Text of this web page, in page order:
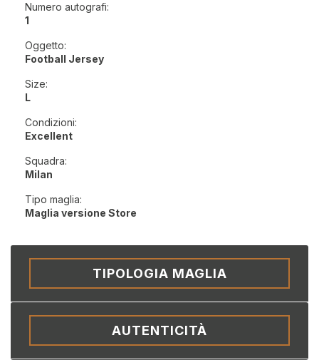
Numero autografi:
1
Oggetto:
Football Jersey
Size:
L
Condizioni:
Excellent
Squadra:
Milan
Tipo maglia:
Maglia versione Store
TIPOLOGIA MAGLIA
AUTENTICITÀ